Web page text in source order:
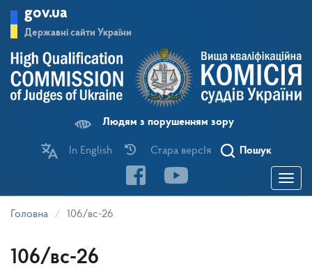
основного
матеріалу
gov.ua
Державні сайти України
Людям з порушенням зору
In English Стара версІя Пошук
Toggle
Головна 106/вс-26
106/вс-26